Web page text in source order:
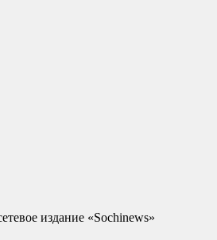
издание «Sochinews»